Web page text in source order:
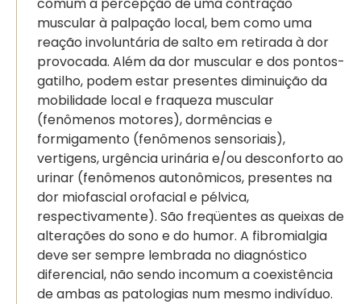
muscular à palpação local, bem como uma
reação involuntária de salto em retirada à dor
provocada. Além da dor muscular e dos pontos-
gatilho, podem estar presentes diminuição da
mobilidade local e fraqueza muscular
(fenômenos motores), dormências e
formigamento (fenômenos sensoriais),
vertigens, urgência urinária e/ou desconforto ao
urinar (fenômenos autonômicos, presentes na
dor miofascial orofacial e pélvica,
respectivamente). São freqüentes as queixas de
alterações do sono e do humor. A fibromialgia
deve ser sempre lembrada no diagnóstico
diferencial, não sendo incomum a coexistência
de ambas as patologias num mesmo indivíduo.